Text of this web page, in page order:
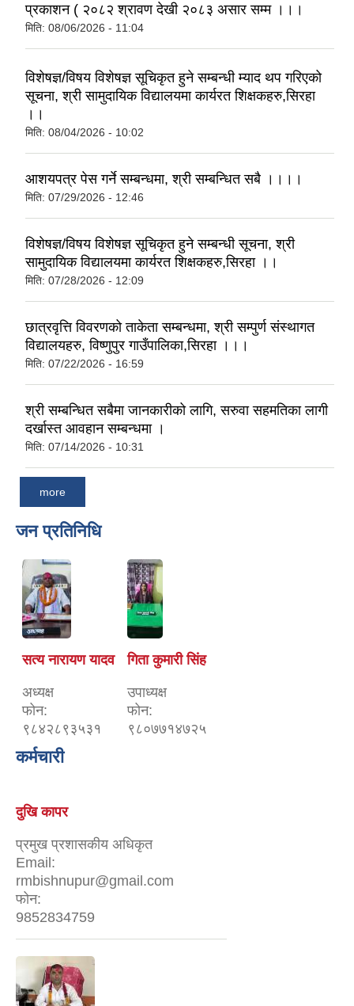
प्रकाशन ( २०८२ श्रावण देखी २०८३ असार सम्म ।।।
मिति: 08/06/2026 - 11:04
विशेषज्ञ/विषय विशेषज्ञ सूचिकृत हुने सम्बन्धी म्याद थप गरिएको
सूचना, श्री सामुदायिक विद्यालयमा कार्यरत शिक्षकहरु,सिरहा
।।
मिति: 08/04/2026 - 10:02
आशयपत्र पेस गर्ने सम्बन्धमा, श्री सम्बन्धित सबै ।।।।
मिति: 07/29/2026 - 12:46
विशेषज्ञ/विषय विशेषज्ञ सूचिकृत हुने सम्बन्धी सूचना, श्री
सामुदायिक विद्यालयमा कार्यरत शिक्षकहरु,सिरहा ।।
मिति: 07/28/2026 - 12:09
छात्रवृत्ति विवरणको ताकेता सम्बन्धमा, श्री सम्पुर्ण संस्थागत
विद्यालयहरु, विष्णुपुर गाउँपालिका,सिरहा ।।।
मिति: 07/22/2026 - 16:59
श्री सम्बन्धित सबैमा जानकारीको लागि, सरुवा सहमतिका लागी
दर्खास्त आवहान सम्बन्धमा ।
मिति: 07/14/2026 - 10:31
more
जन प्रतिनिधि
सत्य नारायण यादव
अध्यक्ष
फोन:
९८४२८९३५३१
गिता कुमारी सिंह
उपाध्यक्ष
फोन:
९८०७७१४७२५
कर्मचारी
दुखि कापर
प्रमुख प्रशासकीय अधिकृत
Email:
rmbishnupur@gmail.com
फोन:
9852834759